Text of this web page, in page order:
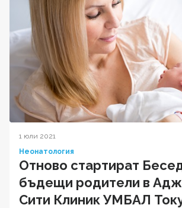
1 юли 2021
Неонатология
Отново стартират
бъдещи родители в
Сити Клиник УМБАЛ